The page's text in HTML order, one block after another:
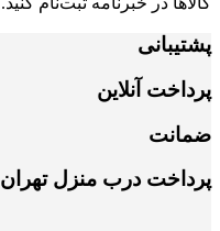
پشتیبانی
پرداخت آنلاین
ضمانت
پرداخت درب منزل تهران